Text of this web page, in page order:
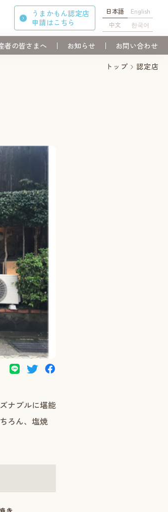
うまかもん認定店
申請はこちら
日本語
English
中文
한국어
者の皆さまへ お知らせ お問い合わせ
トップ 認定店
ナブルに堪能
ろん、塩焼